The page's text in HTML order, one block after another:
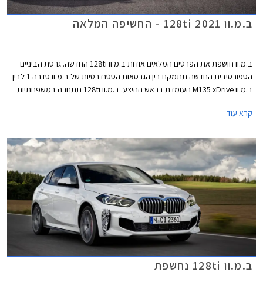
ב.מ.וו 128ti 2021 - החשיפה המלאה
ב.מ.וו חושפת את הפרטים המלאים אודות ב.מ.וו 128ti החדשה. גרסת הביניים
הספורטיבית החדשה תתמקם בין הגרסאות הסטנדרטיות של ב.מ.וו סדרה 1 לבין
ב.מ.וו M135 xDrive העומדת בראש ההיצע. ב.מ.וו 128ti תתחרה במשפחתיות
המותג, הזכורה מביניהן היא ב.מ.וו 2002ti אשר מיצבה את מעמדה של ב.מ.וו
כיצרנית מכוניות ספורט משובחות.
קרא עוד
ב.מ.וו 128ti נחשפת